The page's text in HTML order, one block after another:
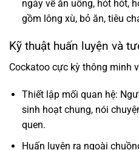
ngày về ăn uống, hót hót,
gồm lông xù, bỏ ăn, tiêu
Kỹ thuật huấn luyện và
Cockatoo cực kỳ thông minh
Thiết lập mối quan hệ:
sinh hoạt chung, nói
quen.
Huấn luyện ra ngoài